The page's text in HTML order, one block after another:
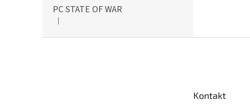
PC STATE OF WAR
Hodnotenie produktu je 5 z 5 hviezdičiek.
|
Kontakt